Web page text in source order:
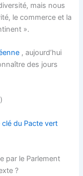
mais nous
le commerce et la
».
, aujourd’hui
des jours
du Pacte vert
par le Parlement
?